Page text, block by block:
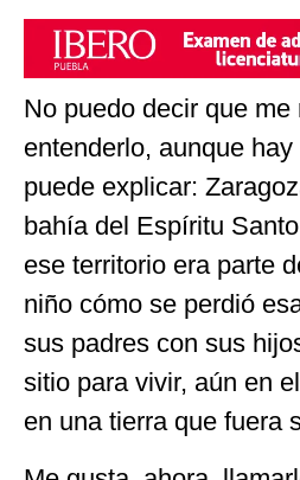
No puedo decir que me
entenderlo, aunque
puede explicar:
bahía del Espíritu
ese territorio era parte
niño cómo se perdió
sus padres con sus
sitio para vivir, aún en
en una tierra que fuera